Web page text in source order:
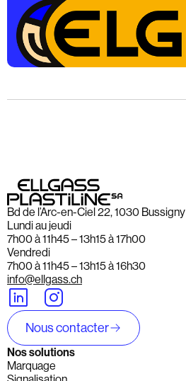
Bd de l’Arc-en-Ciel 22, 1030 Bussigny
Lundi au jeudi
7h00 à 11h45 – 13h15 à 17h00
Vendredi
7h00 à 11h45 – 13h15 à 16h30
info@ellgass.ch
Nos solutions
Marquage
Nous contacter